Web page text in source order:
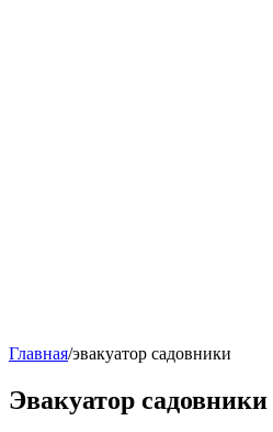
Главная/эвакуатор садовники
Эвакуатор садовники